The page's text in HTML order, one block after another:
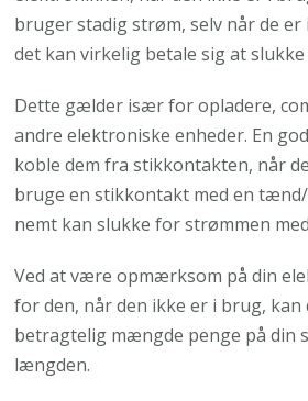
bruger stadig strøm, selv når de er
det kan virkelig betale sig at slukke
Dette gælder især for opladere,
andre elektroniske enheder. En
koble dem fra stikkontakten, når
bruge en stikkontakt med en
nemt kan slukke for strømmen
Ved at være opmærksom på din
for den, når den ikke er i brug, kan
betragtelig mængde penge på din
længden.